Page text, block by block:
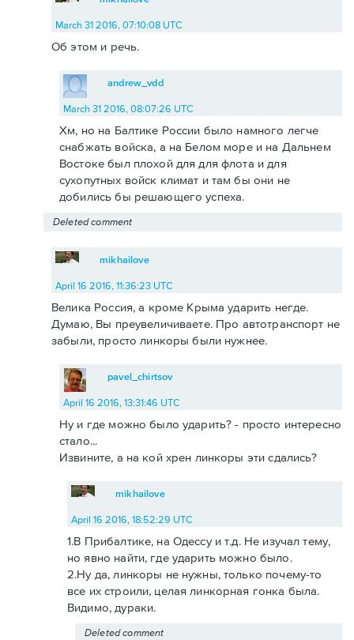
March 31 2016, 07:10:08 UTC
Об этом и речь.
andrew_vdd
March 31 2016, 08:07:26 UTC
Хм, но на Балтике России было намного легче
снабжать войска, а на Белом море и на Дальнем
Востоке был плохой для для флота и для
сухопутных войск климат и там бы они не
добились бы решающего успеха.
Deleted comment
mikhailove
April 16 2016, 11:36:23 UTC
Велика Россия, а кроме Крыма ударить негде.
Думаю, Вы преувеличиваете. Про автотранспорт не
забыли, просто линкоры были нужнее.
pavel_chirtsov
April 16 2016, 13:31:46 UTC
Ну и где можно было ударить? - просто интересно
стало...
Извините, а на кой хрен линкоры эти сдались?
mikhailove
April 16 2016, 18:52:29 UTC
1.В Прибалтике, на Одессу и т.д. Не изучал тему,
но явно найти, где ударить можно было.
2.Ну да, линкоры не нужны, только почему-то
все их строили, целая линкорная гонка была.
Видимо, дураки.
Deleted comment